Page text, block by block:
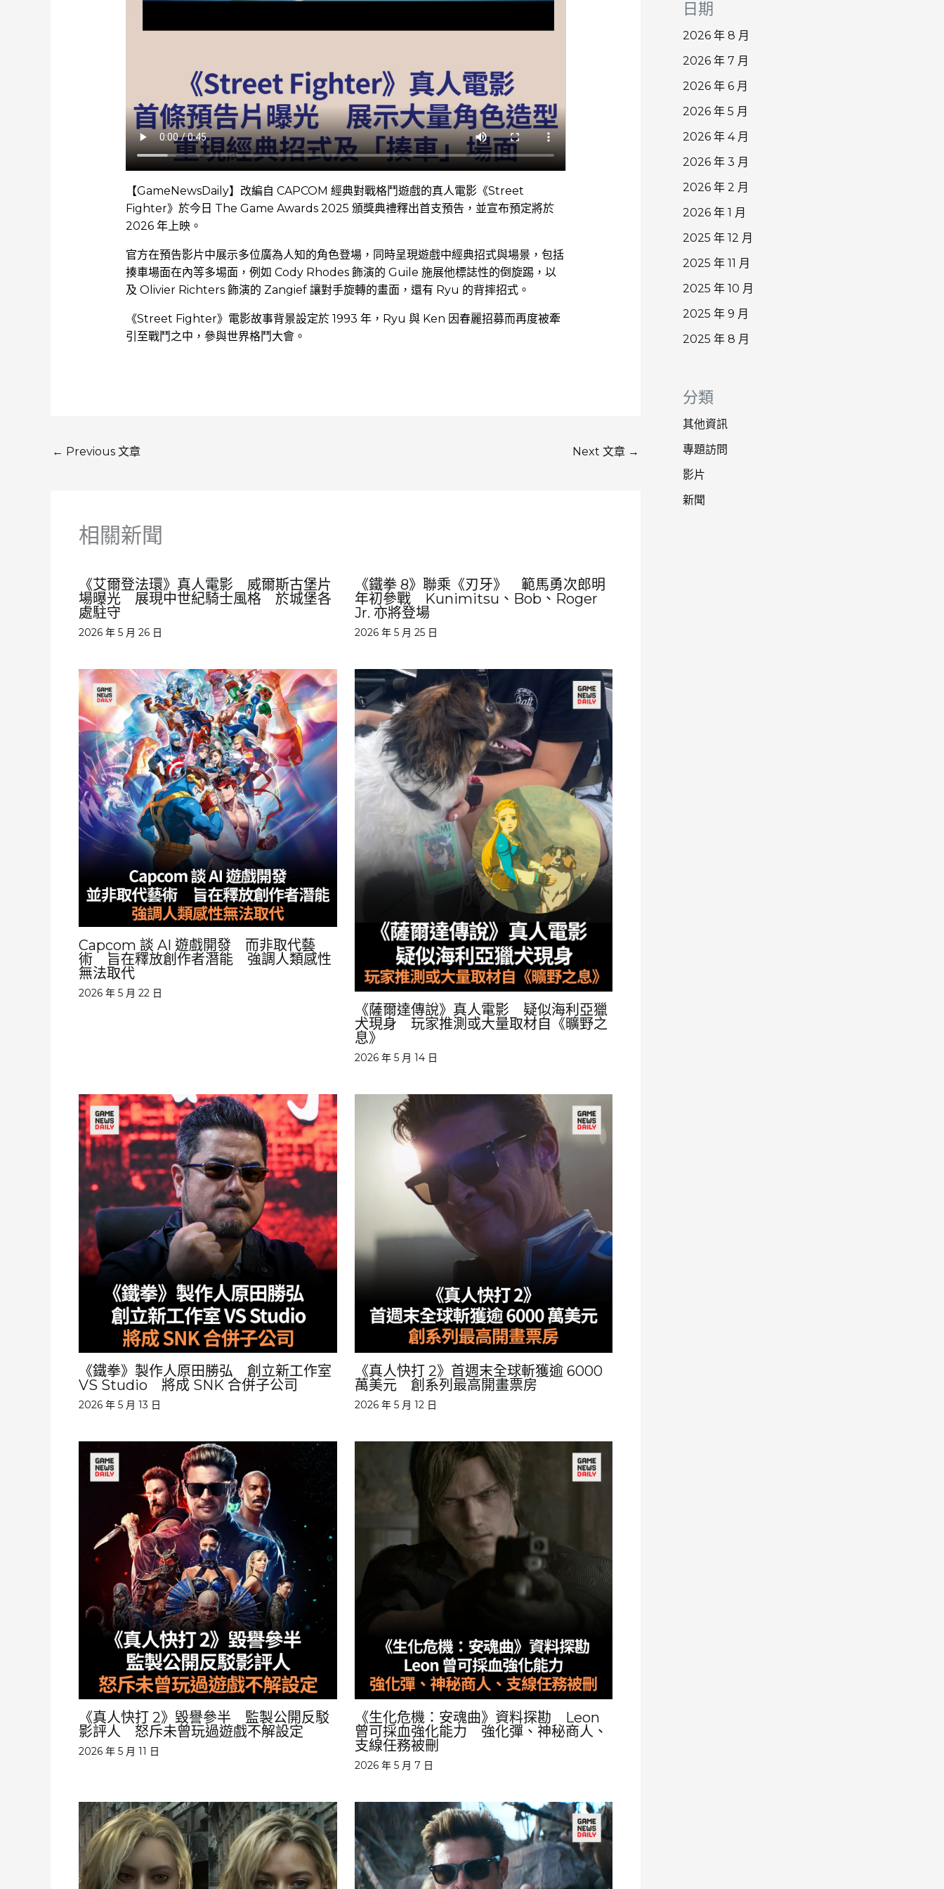
【GameNewsDaily】改編自 CAPCOM 經典對戰格鬥遊戲的真人電影《Street
Fighter》於今日 The Game Awards 2025 頒獎典禮釋出首支預告，並宣布預定將於
2026 年上映。
官方在預告影片中展示多位廣為人知的角色登場，同時呈現遊戲中經典招式與場景，包括
揍車場面在內等多埸面，例如 Cody Rhodes 飾演的 Guile 施展他標誌性的倒旋踢，以
及 Olivier Richters 飾演的 Zangief 讓對手旋轉的畫面，還有 Ryu 的背摔招式。
《Street Fighter》電影故事背景設定於 1993 年，Ryu 與 Ken 因春麗招募而再度被牽
引至戰鬥之中，參與世界格鬥大會。
← Previous 文章 Next 文章 →
相關新聞
《艾爾登法環》真人電影 威爾斯古堡片
場曝光 展現中世紀騎士風格 於城堡各
處駐守
2026 年 5 月 26 日
《鐵拳 8》聯乘《刃牙》 範馬勇次郎明
年初參戰 Kunimitsu、Bob、Roger
Jr. 亦將登場
2026 年 5 月 25 日
Capcom 談 AI 遊戲開發 而非取代藝
術 旨在釋放創作者潛能 強調人類感性
無法取代
2026 年 5 月 22 日
《薩爾達傳說》真人電影 疑似海利亞獵
犬現身 玩家推測或大量取材自《曠野之
息》
2026 年 5 月 14 日
《鐵拳》製作人原田勝弘 創立新工作室
VS Studio 將成 SNK 合併子公司
2026 年 5 月 13 日
《真人快打 2》首週末全球斬獲逾 6000
萬美元 創系列最高開畫票房
2026 年 5 月 12 日
《真人快打 2》毀譽參半 監製公開反駁
影評人 怒斥未曾玩過遊戲不解設定
2026 年 5 月 11 日
《生化危機：安魂曲》資料探勘 Leon
曾可採血強化能力 強化彈、神秘商人、
支線任務被刪
2026 年 5 月 7 日
日期
2026 年 8 月
2026 年 7 月
2026 年 6 月
2026 年 5 月
2026 年 4 月
2026 年 3 月
2026 年 2 月
2026 年 1 月
2025 年 12 月
2025 年 11 月
2025 年 10 月
2025 年 9 月
2025 年 8 月
分類
其他資訊
專題訪問
影片
新聞